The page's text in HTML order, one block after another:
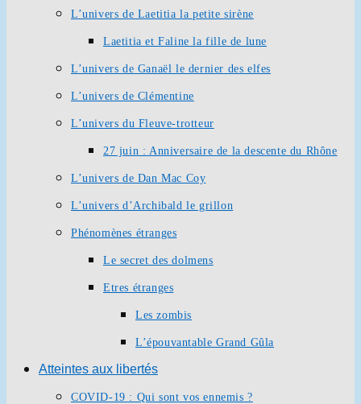
L’univers de Laetitia la petite sirène
Laetitia et Faline la fille de lune
L’univers de Ganaël le dernier des elfes
L’univers de Clémentine
L’univers du Fleuve-trotteur
27 juin : Anniversaire de la descente du Rhône
L’univers de Dan Mac Coy
L’univers d’Archibald le grillon
Phénomènes étranges
Le secret des dolmens
Etres étranges
Les zombis
L’épouvantable Grand Gûla
Atteintes aux libertés
COVID-19 : Qui sont vos ennemis ?